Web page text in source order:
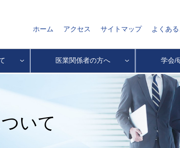
ホーム アクセス サイトマップ よくあ
医業関係者の方へ 学会/
いて